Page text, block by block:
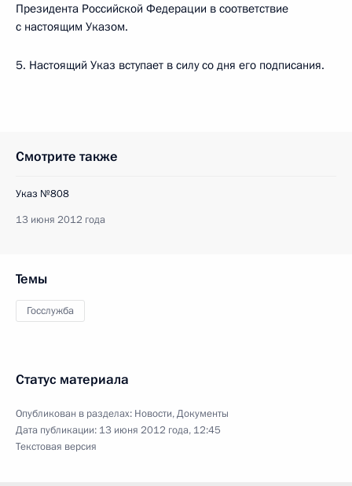
Президента Российской Федерации в соответствие
с настоящим Указом.
5. Настоящий Указ вступает в силу со дня его подписания.
Смотрите также
Указ №808
13 июня 2012 года
Темы
Госслужба
Статус материала
Опубликован в разделах: Новости,Документы
Дата публикации: 13 июня 2012 года, 12:45
Текстовая версия